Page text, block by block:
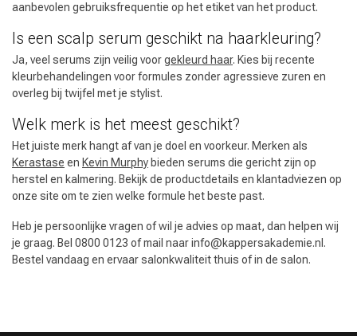
aanbevolen gebruiksfrequentie op het etiket van het product.
Is een scalp serum geschikt na haarkleuring?
Ja, veel serums zijn veilig voorgekleurd haar. Kies bij recente
kleurbehandelingen voor formules zonder agressieve zuren en
overleg bij twijfel met je stylist.
Welk merk is het meest geschikt?
Het juiste merk hangt af van je doel en voorkeur. Merken als
Kerastase en Kevin Murphy bieden serums die gericht zijn op
herstel en kalmering. Bekijk de productdetails en klantadviezen op
onze site om te zien welke formule het beste past.
Heb je persoonlijke vragen of wil je advies op maat, dan helpen wij
je graag. Bel 0800 0123 of mail naarinfo@kappersakademie.nl .
Bestel vandaag en ervaar salonkwaliteit thuis of in de salon.